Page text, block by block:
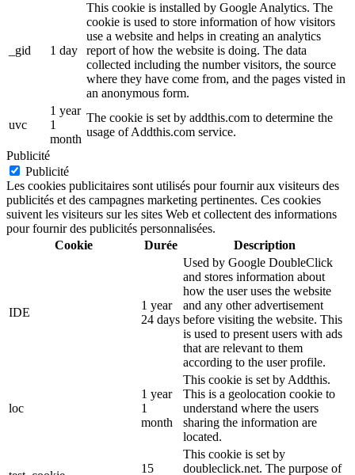
_gid 1 day
This cookie is installed by Google Analytics. The
cookie is used to store information of how visitors
use a website and helps in creating an analytics
report of how the website is doing. The data
collected including the number visitors, the source
where they have come from, and the pages visted in
an anonymous form.
uvc
1 year
1
month
The cookie is set by addthis.com to determine the
usage of Addthis.com service.
Publicité
Publicité
Les cookies publicitaires sont utilisés pour fournir aux visiteurs des
publicités et des campagnes marketing pertinentes. Ces cookies
suivent les visiteurs sur les sites Web et collectent des informations
pour fournir des publicités personnalisées.
Cookie
Durée Description
IDE
1 year
24 days
Used by Google DoubleClick
and stores information about
how the user uses the website
and any other advertisement
before visiting the website. This
is used to present users with ads
that are relevant to them
according to the user profile.
loc
1 year
1
month
This cookie is set by Addthis.
This is a geolocation cookie to
understand where the users
sharing the information are
located.
15
This cookie is set by
doubleclick.net. The purpose of